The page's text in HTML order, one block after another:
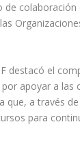
de colaboración
destacó el
apoyar a las
que, a través
para